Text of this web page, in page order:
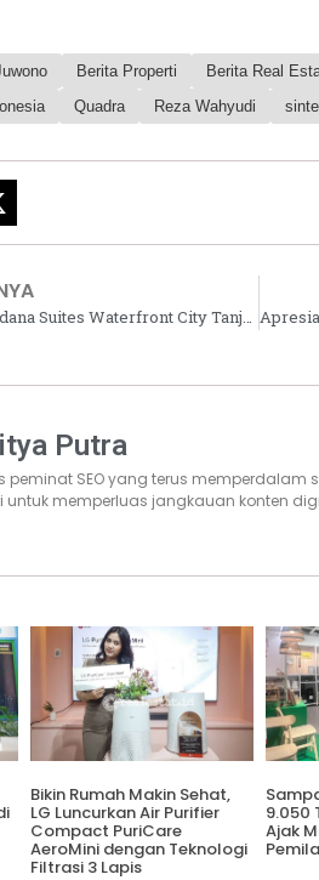
Berita Properti Berita Real
Quadra Reza Wahyudi
LippoLand Lansir Cendana Suites Waterfront City Tanjung Bunga, Makassar
Putra
peminat SEO yang terus
untuk memperluas jangkauan konten
Bikin Rumah Makin Sehat,
LG Luncurkan Air Purifier
Compact PuriCare
AeroMini dengan Teknologi
Filtrasi 3 Lapis
9.050
Ajak